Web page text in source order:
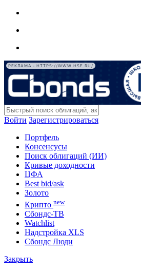
РЕКЛАМА • HTTPS://WWW.HSE.RU/
Войти Зарегистрироваться
Портфель
Консенсусы
Поиск облигаций (ИИ)
Кривые доходности
ЦФА
Best bid/ask
Золото
Крипто new
Сбондс-ТВ
Watchlist
Надстройка XLS
Сбондс Люди
Закрыть